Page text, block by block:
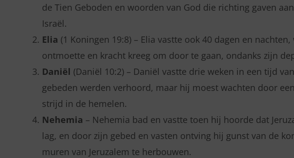
de Tien Geboden en woorden van God die richting gaven
Israël.
Elia (1 Koningen 19:8) – Elia vastte ook 40 dagen en
ontmoette en kracht kreeg om door te gaan, ondanks zijn
Daniël (Daniël 10:2) – Daniël vastte drie weken in een tijd
gebeden werden verhoord, maar hij moest wachten door
strijd in de hemelen.
Nehemia – Nehemia bad en vastte toen hij hoorde dat
lag, en door zijn gebed en vasten ontving hij gunst van de
muren van Jeruzalem te herbouwen.